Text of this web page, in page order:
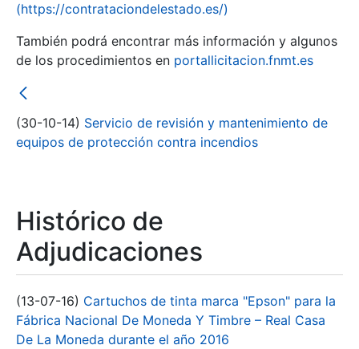
(https://contrataciondelestado.es/)
También podrá encontrar más información y algunos
de los procedimientos en portallicitacion.fnmt.es
(30-10-14) Servicio de revisión y mantenimiento de
equipos de protección contra incendios
Histórico de
Adjudicaciones
(13-07-16) Cartuchos de tinta marca "Epson" para la
Fábrica Nacional De Moneda Y Timbre – Real Casa
De La Moneda durante el año 2016